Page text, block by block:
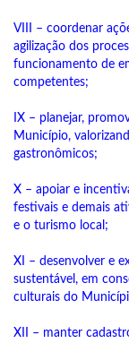
VIII – coordenar
agilização dos
funcionamento de
competentes;
IX – planejar,
Município,
gastronômicos;
X – apoiar e
festivais e demais
e o turismo local;
XI – desenvolver e
sustentável, em
culturais do
XII – manter